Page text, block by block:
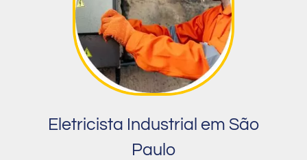
Eletricista Industrial em São
Paulo